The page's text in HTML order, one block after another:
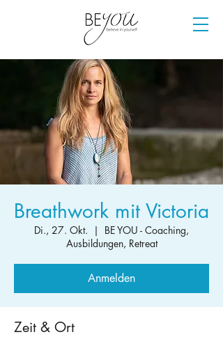
Breathwork mit Victoria
Di., 27. Okt.
  |
BE YOU - Coaching,
Ausbildungen, Retreat
Anmelden
Zeit & Ort